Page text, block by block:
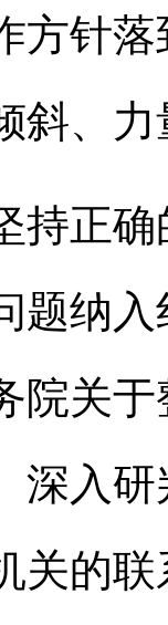
方针
斜、
正确
题纳
院关
深入
关的